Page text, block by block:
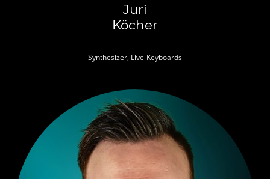
Juri
Köcher
Synthesizer, Live-Keyboards